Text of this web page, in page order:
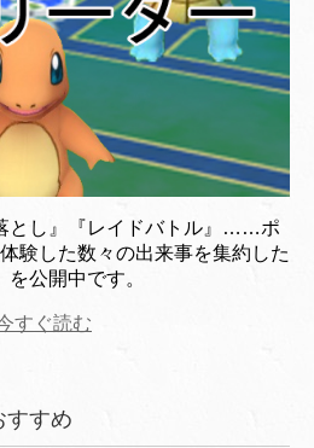
とし』『レイドバトル』……ポ
験した数々の出来事を集約した
を公開中です。
すぐ読む
すすめ